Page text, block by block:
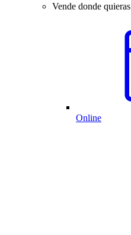
Vende donde quieras
Online